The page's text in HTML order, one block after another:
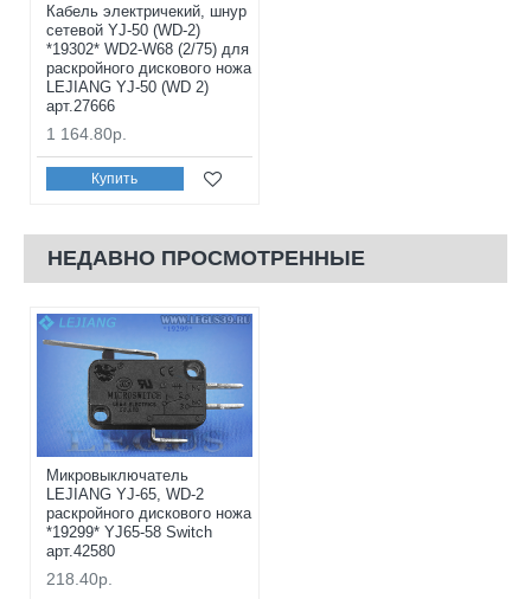
Кабель электричекий, шнур
сетевой YJ-50 (WD-2)
*19302* WD2-W68 (2/75) для
раскройного дискового ножа
LEJIANG YJ-50 (WD 2)
арт.27666
1 164.80р.
Купить
НЕДАВНО ПРОСМОТРЕННЫЕ
Микровыключатель
LEJIANG YJ-65, WD-2
раскройного дискового ножа
*19299* YJ65-58 Switch
арт.42580
218.40р.